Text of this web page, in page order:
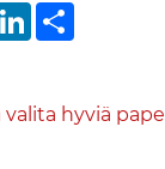
PinterestLinkedIn
valita hyviä